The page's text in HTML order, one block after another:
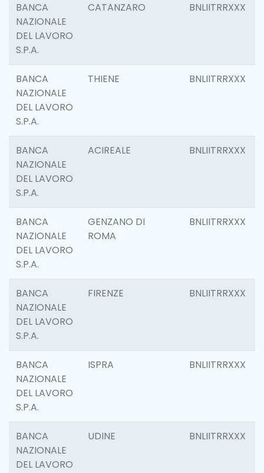
BANCA
NAZIONALE
DEL LAVORO
S.P.A.
CATANZARO BNLIITRRXXX
BANCA
NAZIONALE
DEL LAVORO
S.P.A.
THIENE BNLIITRRXXX
BANCA
NAZIONALE
DEL LAVORO
S.P.A.
ACIREALE BNLIITRRXXX
BANCA
NAZIONALE
DEL LAVORO
S.P.A.
GENZANO DI
ROMA
BNLIITRRXXX
BANCA
NAZIONALE
DEL LAVORO
S.P.A.
FIRENZE BNLIITRRXXX
BANCA
NAZIONALE
DEL LAVORO
S.P.A.
ISPRA BNLIITRRXXX
BANCA
NAZIONALE
DEL LAVORO
UDINE BNLIITRRXXX